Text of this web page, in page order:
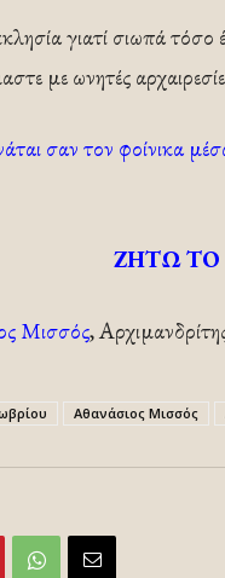
γιατί σιωπά
με ωνητές
σαν τον φοίνικα
ΖΗΤΩ
Μισσός,
Αθανάσιος Μισσός